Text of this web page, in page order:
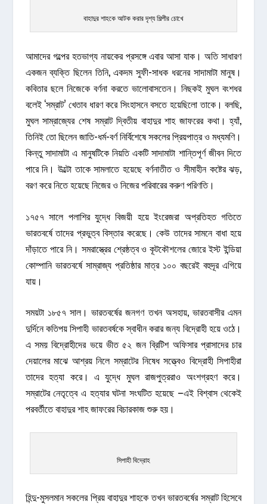
বাহাদুর শাহকে আটক করার দৃশ্য শিল্পীর চোখে
আমাদের গল্পের হতভাগ্য নায়কের প্রসঙ্গে এবার আসা যাক। অতি সাধারণ
একজন ব্যক্তি ছিলেন তিনি, একদম সুফী-সাধক ধরনের সাদামাটা মানুষ।
কবিতার ছলে নিজেকে বর্ণনা করতে ভালোবাসতেন। নিছকই মুঘল বংশধর
বলেই ‘সম্রাট’ খেতাব ধারণ করে সিংহাসনে বসতে হয়েছিলো তাকে। বলছি,
মুঘল সাম্রাজ্যের শেষ সম্রাট দ্বিতীয় বাহাদুর শাহ জাফরের কথা। হ্যাঁ,
তিনিই তো ছিলেন জাতি-ধর্ম-বর্ণ নির্বিশেষে সকলের প্রিয়পাত্র ও মধ্যমণি।
কিন্তু সাদামাটা এ মানুষটিকে নিয়তি একটি সাদামাটা শান্তিপূর্ণ জীবন দিতে
পারে নি। উল্টো তাকে সামলাতে হয়েছে বর্ণনাতীত ও সীমাহীন কষ্টের ঝড়,
বরণ করে নিতে হয়েছে নিজের ও নিজের পরিবারের করুণ পরিণতি।
১৭৫৭ সালে পলাশির যুদ্ধে বিজয়ী হয়ে ইংরেজরা অপ্রতিহত গতিতে
ভারতবর্ষে তাদের প্রভুত্ব বিস্তার করেছে। কেউ তাদের সামনে বাধা হয়ে
দাঁড়াতে পারে নি। সমরাস্ত্রের শ্রেষ্ঠত্ব ও কূটকৌশলের জোরে ইস্ট ইন্ডিয়া
কোম্পানি ভারতবর্ষে সাম্রাজ্য প্রতিষ্ঠার মাত্র ১০০ বছরেই বহুদূর এগিয়ে
যায়।
সময়টা ১৮৫৭ সাল। ভারতবর্ষের জনগণ তখন অসহায়, ভারতবাসীর এমন
দুর্দিনে কতিপয় সিপাহী ভারতবর্ষকে স্বাধীন করার জন্য বিদ্রোহী হয়ে ওঠে।
এ সময় বিদ্রোহীদের ভয়ে ভীত ৫২ জন ব্রিটিশ অফিসার প্রাসাদের চার
দেয়ালের মাঝে আশ্রয় নিলে সম্রাটের নিষেধ সত্ত্বেও বিদ্রোহী সিপাহীরা
তাদের হত্যা করে। এ যুদ্ধে মুঘল রাজপুত্ররাও অংশগ্রহণ করে।
সম্রাটের নেতৃত্বে এ হত্যার ঘটনা সংঘটিত হয়েছে –এই বিশ্বাস থেকেই
পরবর্তীতে বাহাদুর শাহ জাফরের বিচারকাজ শুরু হয়।
সিপাহী বিদ্রোহ
হিন্দু-মুসলমান সকলের প্রিয় বাহাদুর শাহকে তখন ভারতবর্ষের সম্রাট হিসেবে